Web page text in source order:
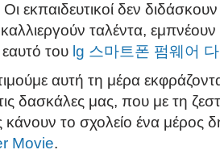
Οι εκπαιδευτικοί δεν
ταλέντα,
του lg 스마트폰 펌웨어
αυτή τη μέρα
δασκάλες μας, που με τη
το σχολείο ένα μέρος
Movie.